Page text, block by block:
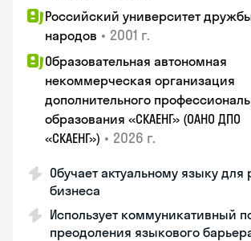
Российский университет
народов • 2001 г.
Образовательная автономная
некоммерческая организация
дополнительного
образования «СКАЕНГ» (ОАНО ДПО
«СКАЕНГ») • 2026 г.
Обучает актуальному языку для
бизнеса
Использует коммуникативный
преодоления языкового